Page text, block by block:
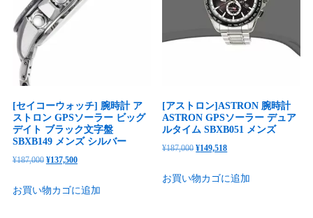
た。 す。
た。
す。
[セイコーウォッチ] 腕時計 ア
ストロン GPSソーラー ビッグ
デイト ブラック文字盤
SBXB149 メンズ シルバー
¥187,000 元
価
¥137,500現
の
お買い物カゴに追加
[アストロン]ASTRON 腕時計
ASTRON GPSソーラー デュア
ルタイム SBXB051 メンズ
¥187,000 元
価
¥149,518現
の
お買い物カゴに追加